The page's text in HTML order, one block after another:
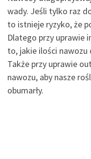
wady. Jeśli tylko raz
to istnieje ryzyko, że
Dlatego przy uprawie
to, jakie ilości nawozu
Także przy uprawie
nawozu, aby nasze
obumarły.